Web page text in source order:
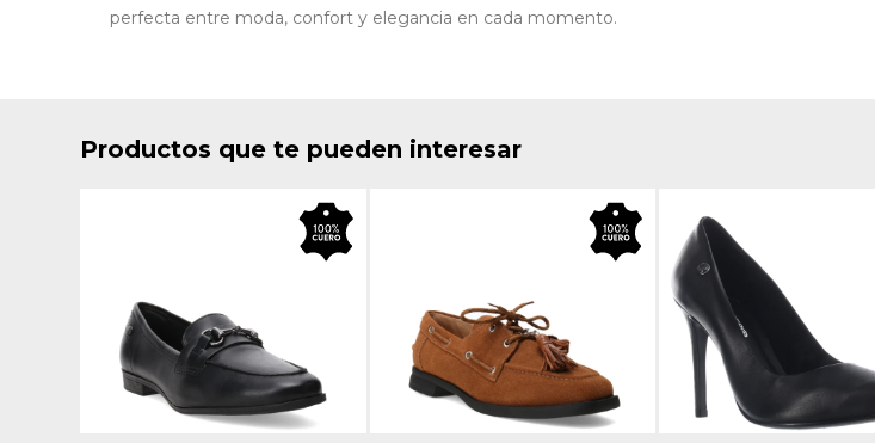
perfecta entre moda, confort y elegancia en cada momento.
Productos que te pueden interesar